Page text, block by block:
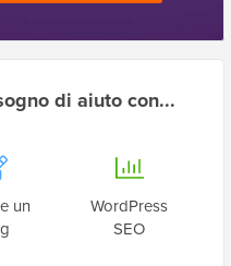
di aiuto con...
un
WordPress
SEO